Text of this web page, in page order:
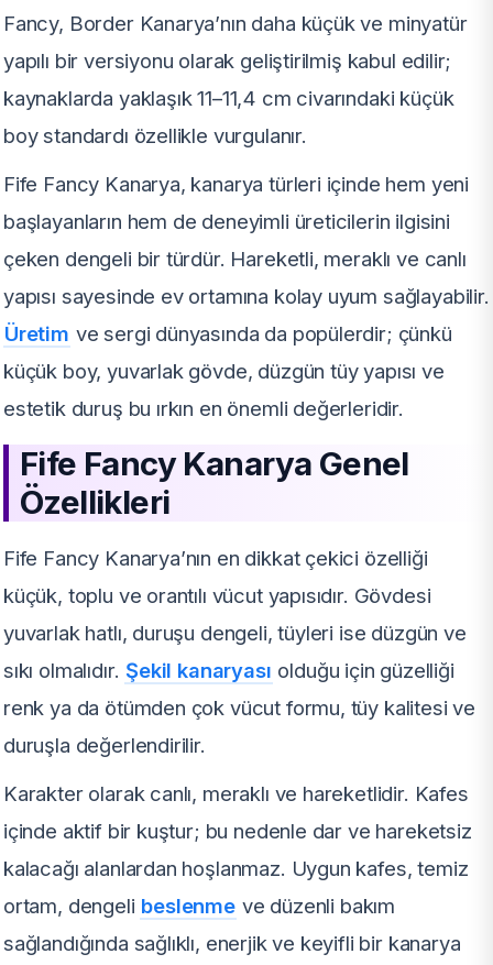
Fancy, Border Kanarya’nın daha küçük ve minyatür
yapılı bir versiyonu olarak geliştirilmiş kabul edilir;
kaynaklarda yaklaşık 11–11,4 cm civarındaki küçük
boy standardı özellikle vurgulanır.
Fife Fancy Kanarya, kanarya türleri içinde hem yeni
başlayanların hem de deneyimli üreticilerin ilgisini
çeken dengeli bir türdür. Hareketli, meraklı ve canlı
yapısı sayesinde ev ortamına kolay uyum sağlayabilir.
Üretim ve sergi dünyasında da popülerdir; çünkü
küçük boy, yuvarlak gövde, düzgün tüy yapısı ve
estetik duruş bu ırkın en önemli değerleridir.
Fife Fancy Kanarya Genel
Özellikleri
Fife Fancy Kanarya’nın en dikkat çekici özelliği
küçük, toplu ve orantılı vücut yapısıdır. Gövdesi
yuvarlak hatlı, duruşu dengeli, tüyleri ise düzgün ve
sıkı olmalıdır. Şekil kanaryası olduğu için güzelliği
renk ya da ötümden çok vücut formu, tüy kalitesi ve
duruşla değerlendirilir.
Karakter olarak canlı, meraklı ve hareketlidir. Kafes
içinde aktif bir kuştur; bu nedenle dar ve hareketsiz
kalacağı alanlardan hoşlanmaz. Uygun kafes, temiz
ortam, dengeli beslenme ve düzenli bakım
sağlandığında sağlıklı, enerjik ve keyifli bir kanarya